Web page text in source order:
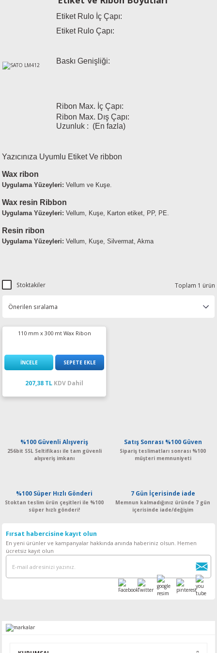
Etiket Rulo İç Çapı:
Etiket Rulo Çapı:
Baskı Genişliği:
Ribon Max. İç Çapı:
Ribon Max. Dış Çapı:
Uzunluk : (En fazl a)
Yazıcınıza Uyumlu Etiket Ve ribbon
Wax ribon
Uygulama Yüzeyleri: Vellum ve Kuşe.
Wax resin Ribbon
Uygulama Yüzeyleri: Vellum, Kuşe, Karton etiket, PP, PE.
Resin ribon
Uygulama Yüzeyleri: Vellum, Kuşe, Silvermat, Akma
Stoktakiler Toplam 1 ürün
110 mm x 300 mt Wax Ribon
İNCELE SEPETE EKLE
207,38 TL KDV Dahil
%100 Güvenli Alışveriş
256bit SSL Seltifikası ile tam güvenli
alışveriş imkanı
Satış Sonrası %100 Güven
Sipariş teslimatları sonrası %100
müşteri memnuniyeti
%100 Süper Hızlı Gönderi
Stoktan teslim ürün çeşitleri ile %100
süper hızlı gönderi!
7 Gün İçerisinde iade
Memnun kalmadığınız üründe 7 gün
içerisinde iade/değişim
Fırsat habercisine kayıt olun
En yeni ürünler ve kampanyalar hakkında anında haberiniz olsun. Hemen
ücretsiz kayıt olun